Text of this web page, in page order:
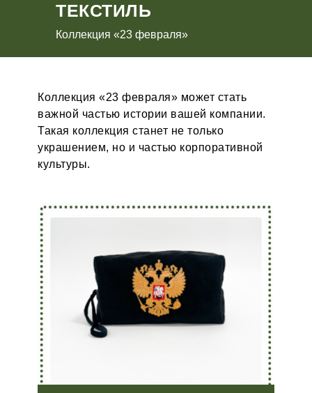
Коллекция «23 февраля» может стать
важной частью истории вашей компании.
Такая коллекция станет не только
украшением, но и частью корпоративной
культуры.
ТЕКСТИЛЬ
Коллекция «23 февраля»